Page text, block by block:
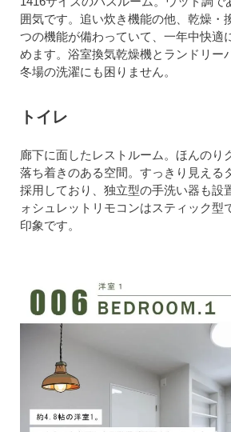
囲気です。追い炊き機能の他、乾燥・
つの機能が備わっていて、一年中快適
めます。浴室換気乾燥機とランドリー
冬場の洗濯にも困りません。
トイレ
廊下に面したレストルーム。ほんのり
落ち着きのある空間。すっきり見える
採用しており、独立型の手洗い器も設
ォシュレットリモコンはスティック型
印象です。